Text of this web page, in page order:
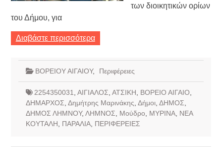
των διοικητικών ορίων
του Δήμου, για
Διαβάστε περισσότερα
ΒΟΡΕΙΟΥ ΑΙΓΑΙΟΥ, Περιφέρειες
2254350031 ΑΙΓΙΑΛΟΣ ΑΤΣΙΚΗ ΒΟΡΕΙΟ ΑΙΓΑΙΟ
ΔΗΜΑΡΧΟΣ Δημήτρης Μαρινάκης Δήμοι, ΔΗΜΟΣ
ΔΗΜΟΣ ΛΗΜΝΟΥ, ΛΗΜΝΟΣ Μούδρο ΜΥΡΙΝΑ, ΝΕΑ
ΚΟΥΤΑΛΗ
ΠΑΡΑΛΙΑ, ΠΕΡΙΦΕΡΕΙΕΣ